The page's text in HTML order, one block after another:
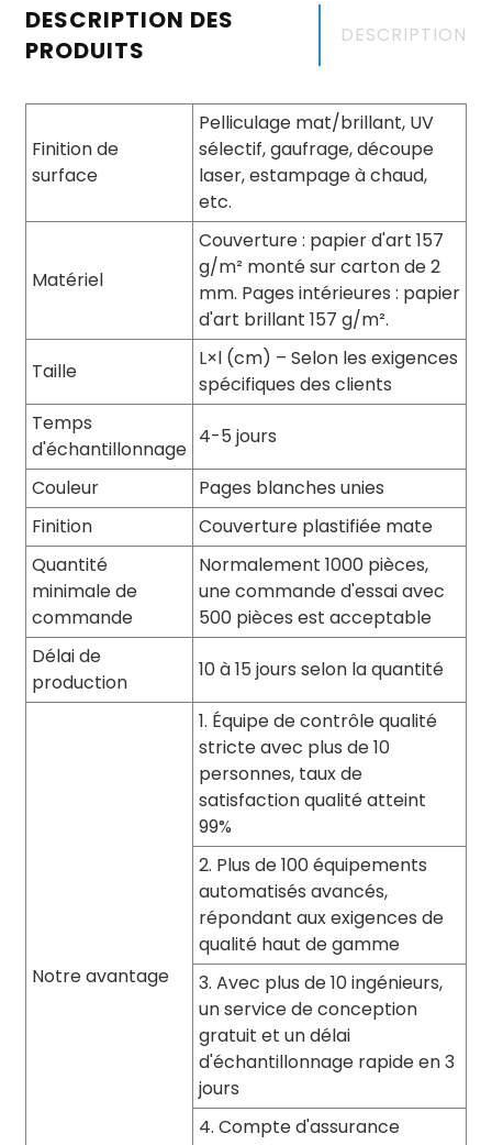
DESCRIPTION DES
PRODUITS
DESCRIPTION
Finition de
surface
Pelliculage mat/brillant, UV
sélectif, gaufrage, découpe
laser, estampage à chaud,
etc.
Matériel
Couverture : papier d'art 157
g/m² monté sur carton de 2
mm. Pages intérieures : papier
d'art brillant 157 g/m².
Taille
L×l (cm) – Selon les exigences
spécifiques des clients
Temps
d'échantillonnage
4-5 jours
Couleur
Pages blanches unies
Finition
Couverture plastifiée mate
Quantité
minimale de
commande
Normalement 1000 pièces,
une commande d'essai avec
500 pièces est acceptable
Délai de
production
10 à 15 jours selon la quantité
Notre avantage
1. Équipe de contrôle qualité
stricte avec plus de 10
personnes, taux de
satisfaction qualité atteint
99%
2. Plus de 100 équipements
automatisés avancés,
répondant aux exigences de
qualité haut de gamme
3. Avec plus de 10 ingénieurs,
un service de conception
gratuit et un délai
d'échantillonnage rapide en 3
jours
4. Compte d'assurance